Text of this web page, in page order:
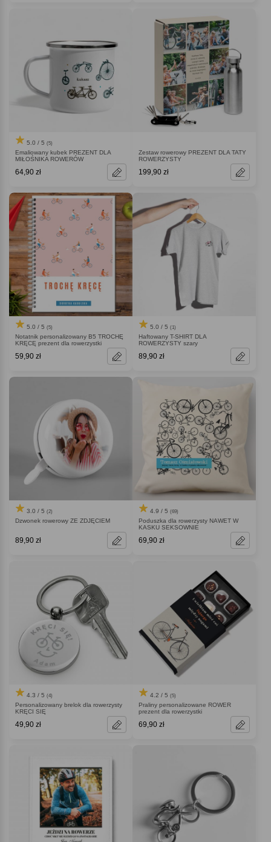
5.0 / 5 (5)
Emaliowany kubek PREZENT DLA
MIŁOŚNIKA ROWERÓW
64,90 zł
Zestaw rowerowy PREZENT DLA TATY
ROWERZYSTY
199,90 zł
5.0 / 5 (5)
Notatnik personalizowany B5 TROCHĘ
KRĘCĘ prezent dla rowerzystki
59,90 zł
5.0 / 5 (1)
Haftowany T-SHIRT DLA
ROWERZYSTY szary
89,90 zł
3.0 / 5 (2)
Dzwonek rowerowy ZE ZDJĘCIEM
89,90 zł
4.9 / 5 (69)
Poduszka dla rowerzysty NAWET W
KASKU SEKSOWNIE
69,90 zł
4.3 / 5 (4)
Personalizowany brelok dla rowerzysty
KRĘCI SIĘ
49,90 zł
4.2 / 5 (5)
Praliny personalizowane ROWER
prezent dla rowerzystki
69,90 zł